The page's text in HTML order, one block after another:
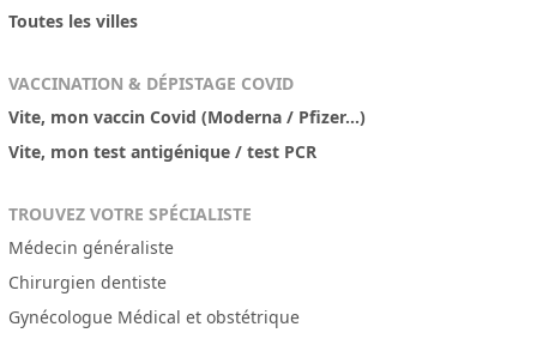
Toutes les villes
VACCINATION & DÉPISTAGE COVID
Vite, mon vaccin Covid (Moderna / Pfizer...)
Vite, mon test antigénique / test PCR
TROUVEZ VOTRE SPÉCIALISTE
Médecin généraliste
Chirurgien dentiste
Gynécologue Médical et obstétrique